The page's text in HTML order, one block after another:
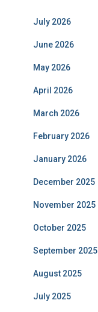
July 2026
June 2026
May 2026
April 2026
March 2026
February 2026
January 2026
December 2025
November 2025
October 2025
September 2025
August 2025
July 2025